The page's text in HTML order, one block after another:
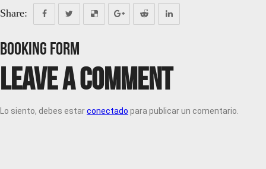
Share:
Booking Form
Leave a Comment
Lo siento, debes estarconectado para publicar un comentario.